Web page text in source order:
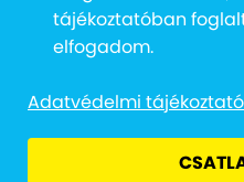
tájékoztatóban
elfogadom.
Adatvédelmi